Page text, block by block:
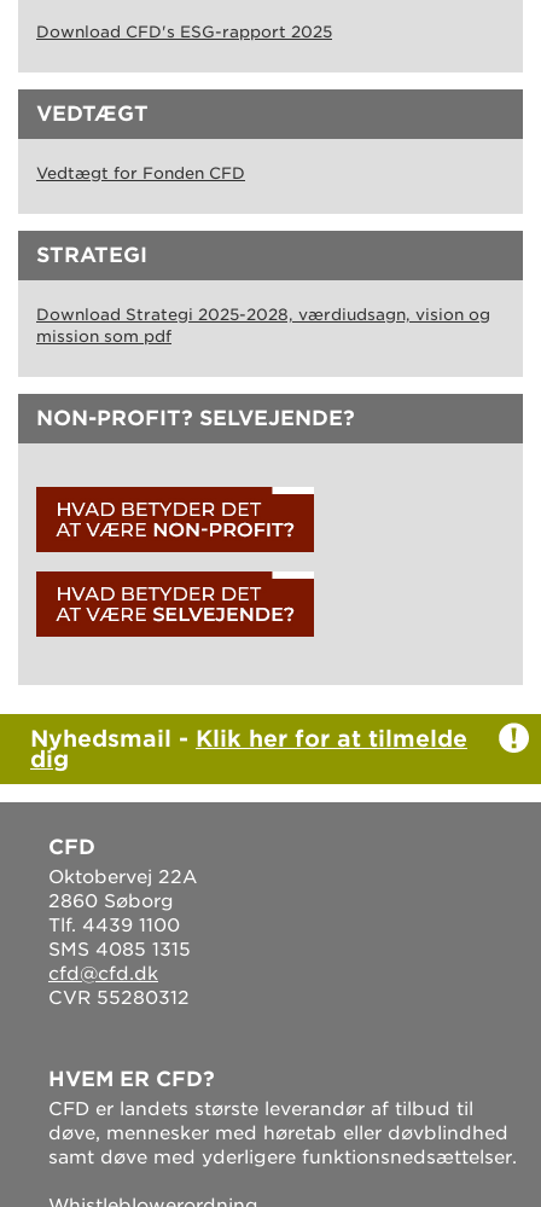
Download CFD's ESG-rapport 2025
VEDTÆGT
Vedtægt for Fonden CFD
STRATEGI
Download Strategi 2025-2028, værdiudsagn, vision og
mission som pdf
NON-PROFIT? SELVEJENDE?
Nyhedsmail - Klik her for at tilmelde
dig
CFD
Oktobervej 22A
2860 Søborg
Tlf. 4439 1100
SMS 4085 1315
cfd@cfd.dk
CVR 55280312
HVEM ER CFD?
CFD er landets største leverandør af tilbud til
døve, mennesker med høretab eller døvblindhed
samt døve med yderligere funktionsnedsættelser.